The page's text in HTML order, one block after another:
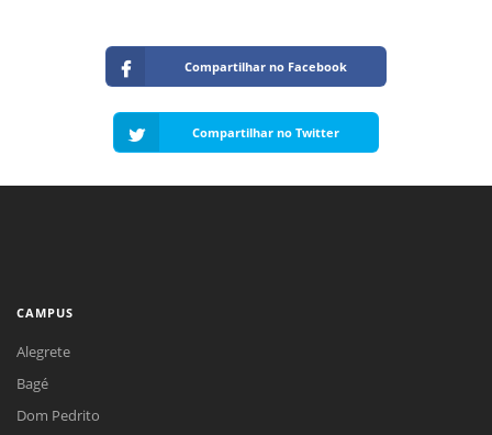
Compartilhar no Facebook
Compartilhar no Twitter
CAMPUS
Alegrete
Bagé
Dom Pedrito